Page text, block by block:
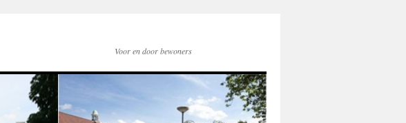
Voor en door bewoners